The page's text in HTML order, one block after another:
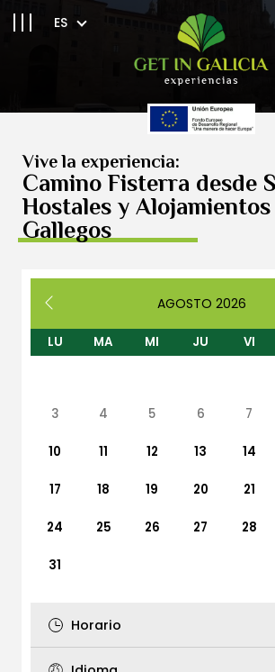
ES
Vive la experiencia:
Camino Fisterra desde
Hostales y
Gallegos
AGOSTO 2026
LU MA MI JU VI
3 4 5 6 7
10 11 12 13 14
17 18 19 20 21
24 25 26 27 28
31
Horario